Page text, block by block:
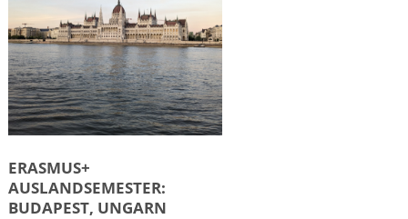
ERASMUS+
AUSLANDSEMESTER:
BUDAPEST, UNGARN